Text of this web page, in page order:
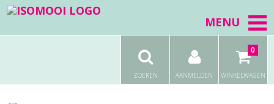
MENU
ZOEKEN AANMELDEN WINKELWAGEN
0